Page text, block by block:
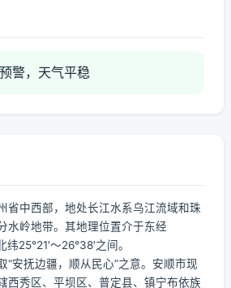
警，天气平稳
省中西部，地处长江水系乌江流域和珠
水岭地带。其地理位置介于东经
25°21′～26°38′之间。
“安抚边疆，顺从民心”之意。安顺市现
西秀区、平坝区、普定县、镇宁布依族